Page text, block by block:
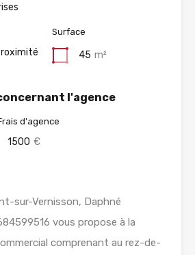
Surface
45 m²
l'agence
d'agence
1500 €
sur-Vernisson, Daphné
vous propose à la
comprenant au rez-de-